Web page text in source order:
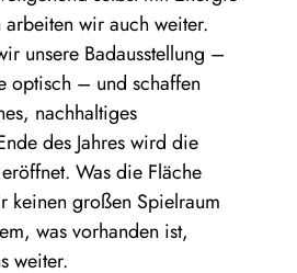
wir auch weiter.
unsere Badausstellung –
optisch – und schaffen
nachhaltiges
des Jahres wird die
Was die Fläche
keinen großen Spielraum
was vorhanden ist,
weiter.